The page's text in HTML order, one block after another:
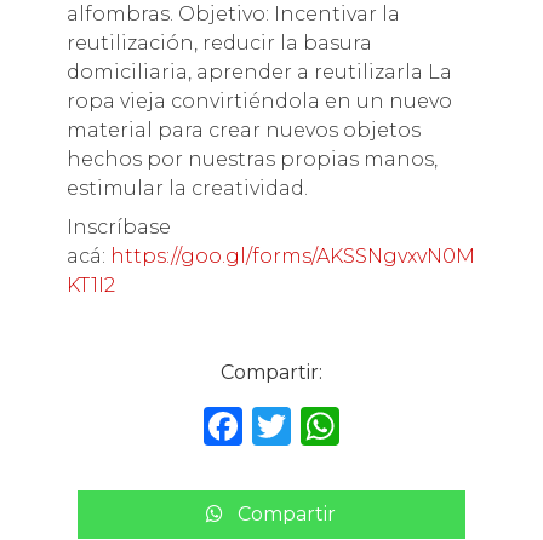
alfombras. Objetivo: Incentivar la
reutilización, reducir la basura
domiciliaria, aprender a reutilizarla La
ropa vieja convirtiéndola en un nuevo
material para crear nuevos objetos
hechos por nuestras propias manos,
estimular la creatividad.
Inscríbase
acá: https://goo.gl/forms/AKSSNgvxvN0M
KT1I2
Compartir:
F
c
T
it
W
a
Compartir